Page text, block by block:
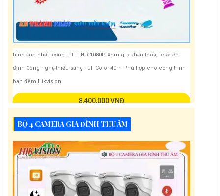
hình ảnh chất lượng FULL HD 1080P Xem qua điện thoại từ xa ổn
định Công nghệ thiếu sáng Full Color 40m Phù hợp cho công trình
ban đêm Hikvision
8,400,000 VNĐ
BỘ 4 CAMERA GIA ĐÌNH THU ÂM